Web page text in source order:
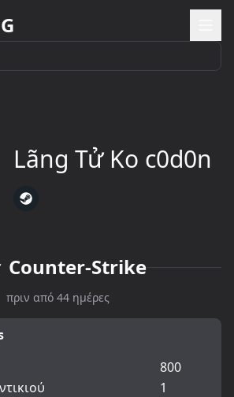
Lãng Tử Ko c0d0n
Counter-Strike
πριν από 44 ημέρες
800
1